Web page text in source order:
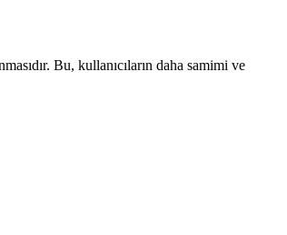
Bu, kullanıcıların daha samimi ve